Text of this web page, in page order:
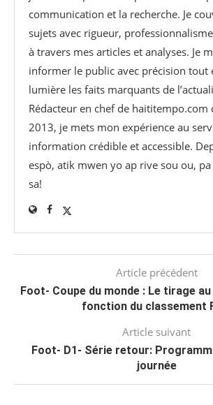
communication et la recherche. Je
sujets avec rigueur,
à travers mes articles et analyses. Je
informer le public avec précision tout
lumière les faits marquants de
Rédacteur en chef de
2013, je mets mon expérience au
information crédible et accessible.
espò, atik mwen yo ap rive sou ou,
sa!
Article précédent
Foot- Coupe du monde : Le tirage
fonction du classement
Article suivant
Foot- D1- Série retour:
journée